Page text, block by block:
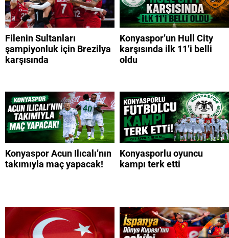
Filenin Sultanları
şampiyonluk için Brezilya
karşısında
Konyaspor’un Hull City
karşısında ilk 11’i belli
oldu
Konyaspor Acun Ilıcalı’nın
takımıyla maç yapacak!
Konyasporlu oyuncu
kampı terk etti